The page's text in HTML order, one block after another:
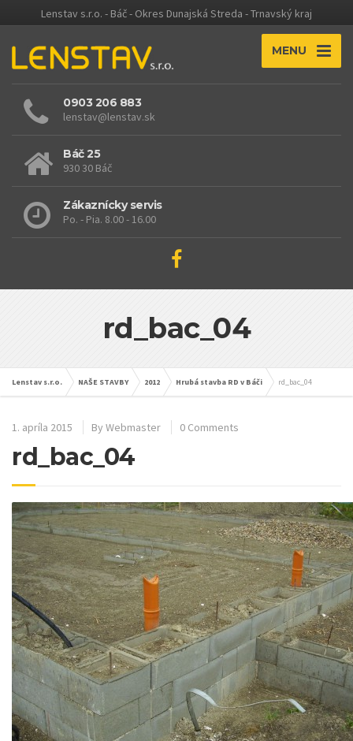
Lenstav s.r.o. - Báč - Okres Dunajská Streda - Trnavský kraj
MENU
0903 206 883
lenstav@lenstav.sk
Báč 25
930 30 Báč
Zákaznícky servis
Po. - Pia. 8.00 - 16.00
rd_bac_04
Lenstav s.r.o. NAŠE STAVBY 2012 Hrubá stavba RD v Báči rd_bac_04
1. apríla 2015 By Webmaster 0 Comments
rd_bac_04